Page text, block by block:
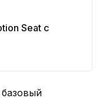
Seat с
базовый